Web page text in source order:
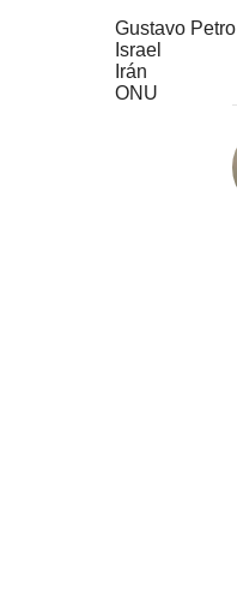
Gustavo Petro
Israel
Irán
ONU